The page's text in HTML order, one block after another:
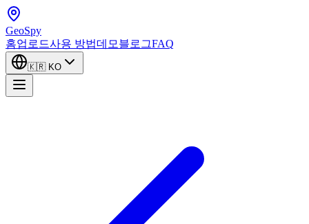
GeoSpy
홈업로드사용 방법데모 블로그FAQ
🇰🇷 KO